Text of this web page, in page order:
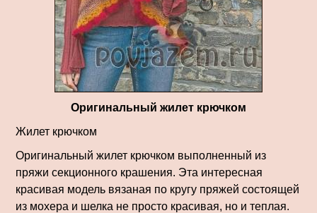
Оригинальный жилет крючком
Жилет крючком
Оригинальный жилет крючком выполненный из
пряжи секционного крашения. Эта интересная
красивая модель вязаная по кругу пряжей состоящей
из мохера и шелка не просто красивая, но и теплая.